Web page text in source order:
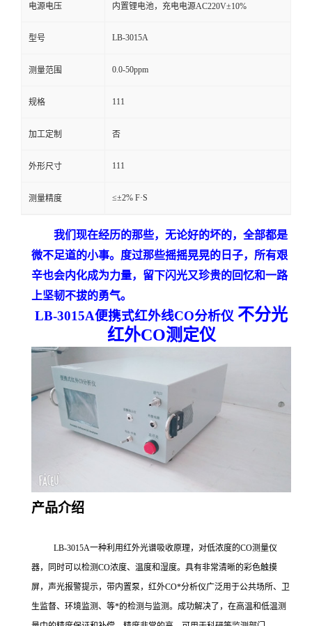
言
电源电压 内置锂电池，充电电源AC220V±10%
型号 LB-3015A
测量范围 0.0-50ppm
规格 111
加工定制 否
外形尺寸 111
测量精度 ≤±2% F·S
我们现在经历的那些，无论好的坏的，全部都是
微不足道的小事。度过那些摇摇晃晃的日子，所有艰
辛也会内化成为力量，留下闪光又珍贵的回忆和一路
上坚韧不拔的勇气。
LB-3015A便携式红外线CO分析仪 不分光
红外CO测定仪
产品介绍
LB-3015A一种利用红外光谱吸收原理，对低浓度的CO测量仪
器，同时可以检测CO浓度、温度和湿度。具有非常清晰的彩色触摸
屏，声光报警提示，带内置泵，红外CO*分析仪广泛用于公共场所、卫
生监督、环境监测、等*的检测与监测。成功解决了，在高温和低温测